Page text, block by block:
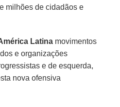
milhões de cidadãos e
Latina movimentos
e organizações
e de esquerda,
nova ofensiva